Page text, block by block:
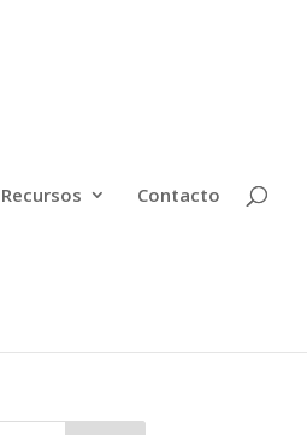
Recursos Contacto